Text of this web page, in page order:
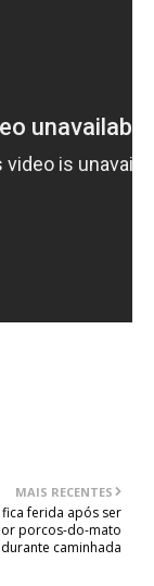
MAIS RECENTES
ferida após ser
porcos-do-mato
durante caminhada